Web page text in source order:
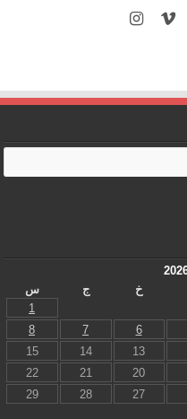
خ ج
س
1
6
7
8
13
14
15
20
21
22
27
28
29